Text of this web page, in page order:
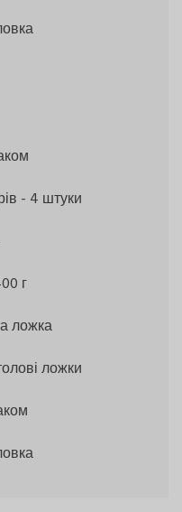
- 4 штуки
г
ложка
ложки